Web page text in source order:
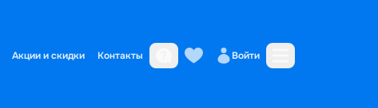
Акции и скидки Контакты Войти